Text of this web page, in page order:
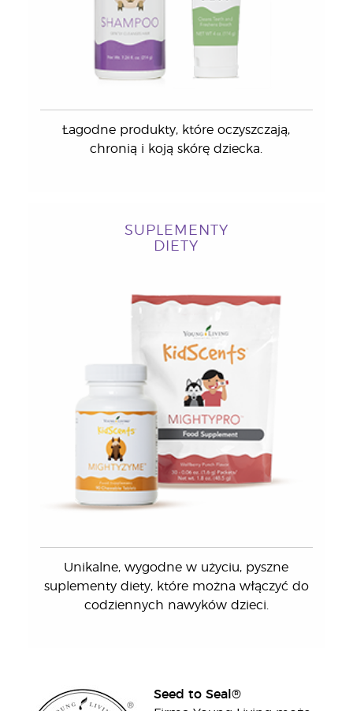
Łagodne produkty, które oczyszczają,
chronią i koją skórę dziecka.
SUPLEMENTY
DIETY
Unikalne, wygodne w użyciu, pyszne
suplementy diety, które można włączyć do
codziennych nawyków dzieci.
Seed to Seal®